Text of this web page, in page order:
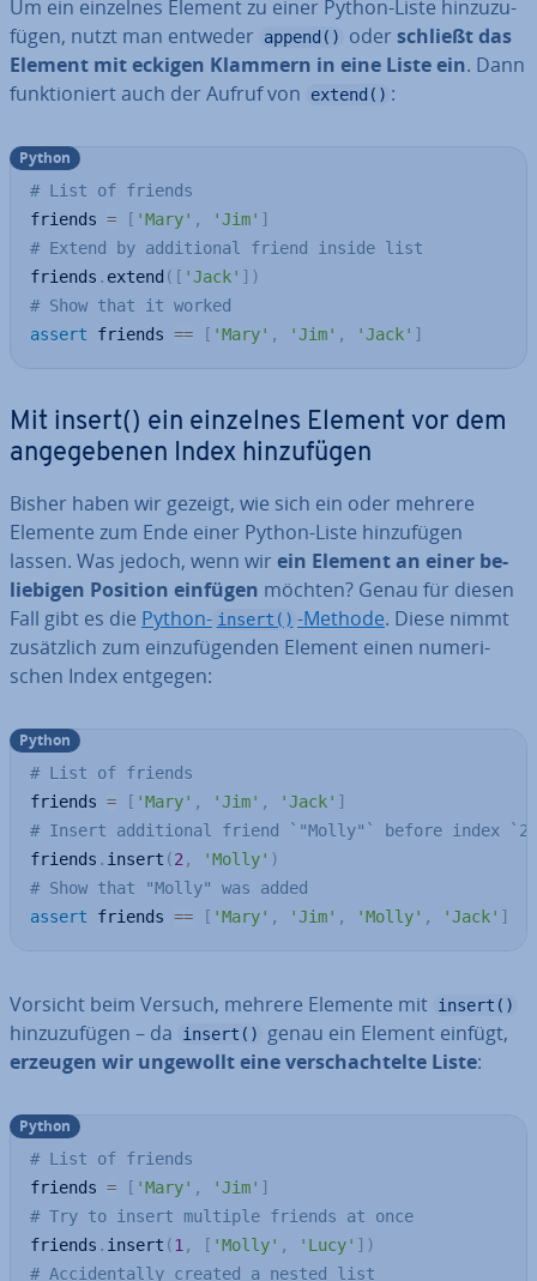
Um ein einzelnes Element zu einer Python-Liste hin­zu­zu­
fü­gen, nutzt man entweder
append() oder schließt das
Element mit eckigen Klammern in eine Liste ein. Dann
funk­tio­niert auch der Aufruf von
extend() :
# List of friends
friends = [ 'Mary' , 'Jim' ]
# Extend by additional friend inside list
friends . extend ( [ 'Jack' ] )
# Show that it worked
assert friends == [ 'Mary' , 'Jim' , 'Jack' ]
Python
Mit insert() ein einzelnes Element vor dem
an­ge­ge­be­nen Index hin­zu­fü­gen
Bisher haben wir gezeigt, wie sich ein oder mehrere
Elemente zum Ende einer Python-Liste hin­zu­fü­gen
lassen. Was jedoch, wenn wir ein Element an einer be­
lie­bi­gen Position einfügen möchten? Genau für diesen
Fall gibt es die Python- insert() -Methode. Diese nimmt
zu­sätz­lich zum ein­zu­fü­gen­den Element einen nu­me­ri­
schen Index entgegen:
# List of friends
friends = [ 'Mary' , 'Jim' , 'Jack' ]
# Insert additional friend `"Molly"` before index `2`
friends . insert (2 , 'Molly' )
# Show that "Molly" was added
assert friends == [ 'Mary' , 'Jim' , 'Molly' , 'Jack' ]
Python
Vorsicht beim Versuch, mehrere Elemente mit insert()
hin­zu­zu­fü­gen – da insert()
genau ein Element einfügt,
erzeugen wir ungewollt eine ver­schach­tel­te Liste:
# List of friends
friends = [ 'Mary' , 'Jim' ]
# Try to insert multiple friends at once
friends . insert (1 , [ 'Molly' , 'Lucy' ] )
# Accidentally created a nested list
Python